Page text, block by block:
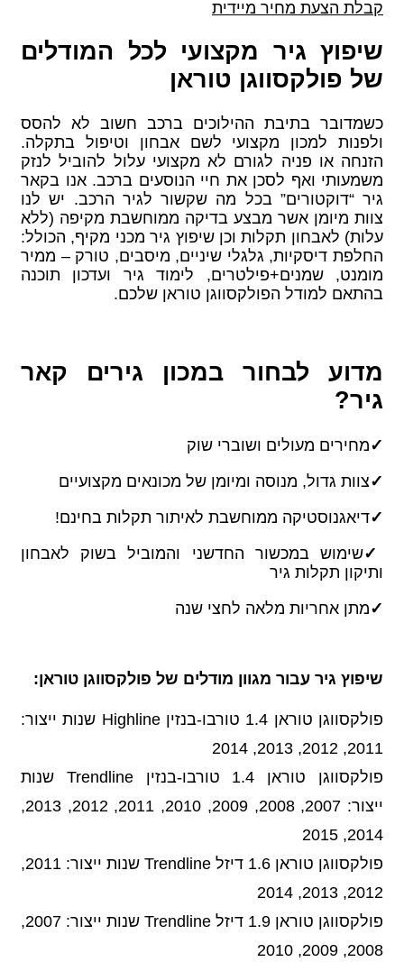
קבלת הצעת מחיר מיידית
שיפוץ גיר מקצועי לכל המודלים
של פולקסווגן טוראן
כשמדובר בתיבת ההילוכים ברכב חשוב לא להסס
ולפנות למכון מקצועי לשם אבחון וטיפול בתקלה.
הזנחה או פניה לגורם לא מקצועי עלול להוביל לנזק
משמעותי ואף לסכן את חיי הנוסעים ברכב. אנו בקאר
גיר “דוקטורים” בכל מה שקשור לגיר הרכב. יש לנו
צוות מיומן אשר מבצע בדיקה ממוחשבת מקיפה (ללא
עלות) לאבחון תקלות וכן שיפוץ גיר מכני מקיף, הכולל:
החלפת דיסקיות, גלגלי שיניים, מיסבים, טורק – ממיר
מומנט, שמנים+פילטרים, לימוד גיר ועדכון תוכנה
בהתאם למודל הפולקסווגן טוראן שלכם.
מדוע לבחור במכון גירים קאר
גיר?
✓מחירים מעולים ושוברי שוק
✓צוות גדול, מנוסה ומיומן של מכונאים מקצועיים
✓דיאגנוסטיקה ממוחשבת לאיתור תקלות בחינם!
✓שימוש במכשור החדשני והמוביל בשוק לאבחון
ותיקון תקלות גיר
✓מתן אחריות מלאה לחצי שנה
שיפוץ גיר עבור מגוון מודלים של פולקסווגן טוראן:
פולקסווגן טוראן 1.4 טורבו-בנזין Highline שנות ייצור:
2011, 2012, 2013, 2014
פולקסווגן טוראן 1.4 טורבו-בנזין Trendline שנות
ייצור: 2007, 2008, 2009, 2010, 2011, 2012, 2013,
2014, 2015
פולקסווגן טוראן 1.6 דיזל Trendline שנות ייצור: 2011,
2012, 2013, 2014
פולקסווגן טוראן 1.9 דיזל Trendline שנות ייצור: 2007,
2008, 2009, 2010